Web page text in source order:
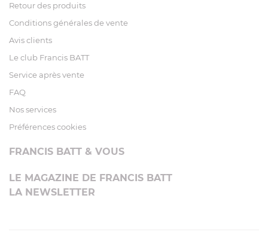
Retour des produits
Conditions générales de vente
Avis clients
Le club Francis BATT
Service après vente
FAQ
Nos services
Préférences cookies
FRANCIS BATT & VOUS
LE MAGAZINE DE FRANCIS BATT
LA NEWSLETTER